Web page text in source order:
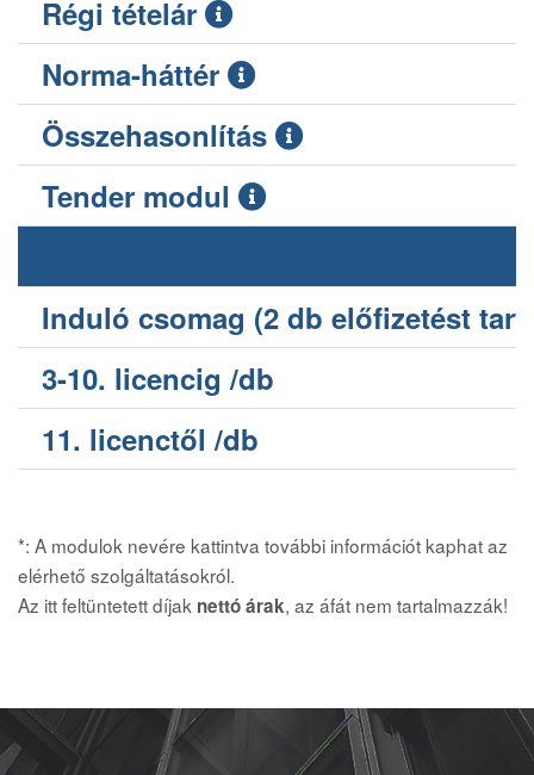
Régi tételár
Norma-háttér
Összehasonlítás
Tender modul
Induló csomag (2 db előfizetést
3-10. licencig /db
11. licenctől /db
*: A modulok nevére kattintva további információt kaphat az
elérhető szolgáltatásokról.
Az itt feltüntetett díjak nettó árak, az áfát nem tartalmazzák!